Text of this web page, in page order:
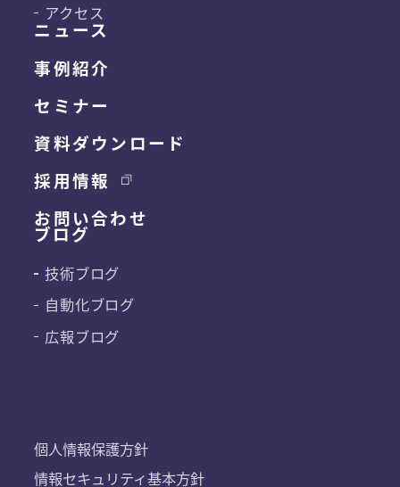
個人情報保護方針
情報セキュリティ基本方針
ニュース
事例紹介
セミナー
資料ダウンロード
採用情報
お問い合わせ
アクセス
ブログ
技術ブログ
自動化ブログ
広報ブログ